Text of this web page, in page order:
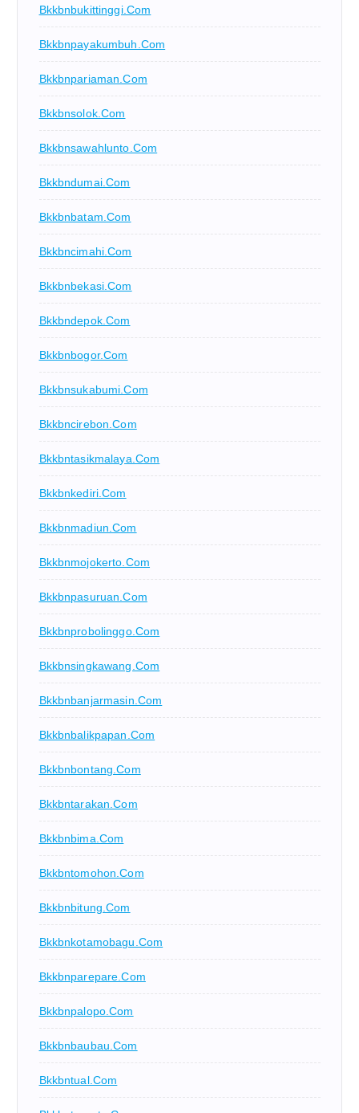
Bkkbnbukittinggi.com
Bkkbnpayakumbuh.com
Bkkbnpariaman.com
Bkkbnsolok.com
Bkkbnsawahlunto.com
Bkkbndumai.com
Bkkbnbatam.com
Bkkbncimahi.com
Bkkbnbekasi.com
Bkkbndepok.com
Bkkbnbogor.com
Bkkbnsukabumi.com
Bkkbncirebon.com
Bkkbntasikmalaya.com
Bkkbnkediri.com
Bkkbnmadiun.com
Bkkbnmojokerto.com
Bkkbnpasuruan.com
Bkkbnprobolinggo.com
Bkkbnsingkawang.com
Bkkbnbanjarmasin.com
Bkkbnbalikpapan.com
Bkkbnbontang.com
Bkkbntarakan.com
Bkkbnbima.com
Bkkbntomohon.com
Bkkbnbitung.com
Bkkbnkotamobagu.com
Bkkbnparepare.com
Bkkbnpalopo.com
Bkkbnbaubau.com
Bkkbntual.com